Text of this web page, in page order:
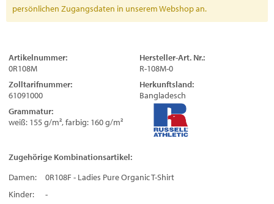
persönlichen Zugangsdaten in unserem Webshop an.
Artikelnummer:
0R108M
Hersteller-Art. Nr.:
R-108M-0
Zolltarifnummer:
61091000
Herkunftsland:
Bangladesch
Grammatur:
weiß: 155 g/m², farbig: 160 g/m²
Zugehörige Kombinationsartikel:
Damen:
0R108F - Ladies Pure Organic T-Shirt
Kinder:
-